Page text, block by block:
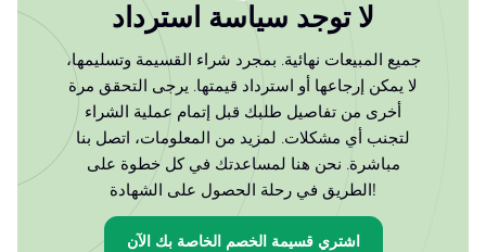
لا توجد سياسة استرداد
جميع المبيعات نهائية. بمجرد شراء القسيمة وتسليمها،
لا يمكن إرجاعها أو استرداد قيمتها. يرجى التحقق مرة
أخرى من تفاصيل طلبك قبل إتمام عملية الشراء
لتجنب أي مشكلات. لمزيد من المعلومات، اتصل بنا
مباشرة. نحن هنا لمساعدتك في كل خطوة على
الطريق في رحلة الحصول على الشهادة!
اشتري قسيمة الخصم الخاصة بك الآن